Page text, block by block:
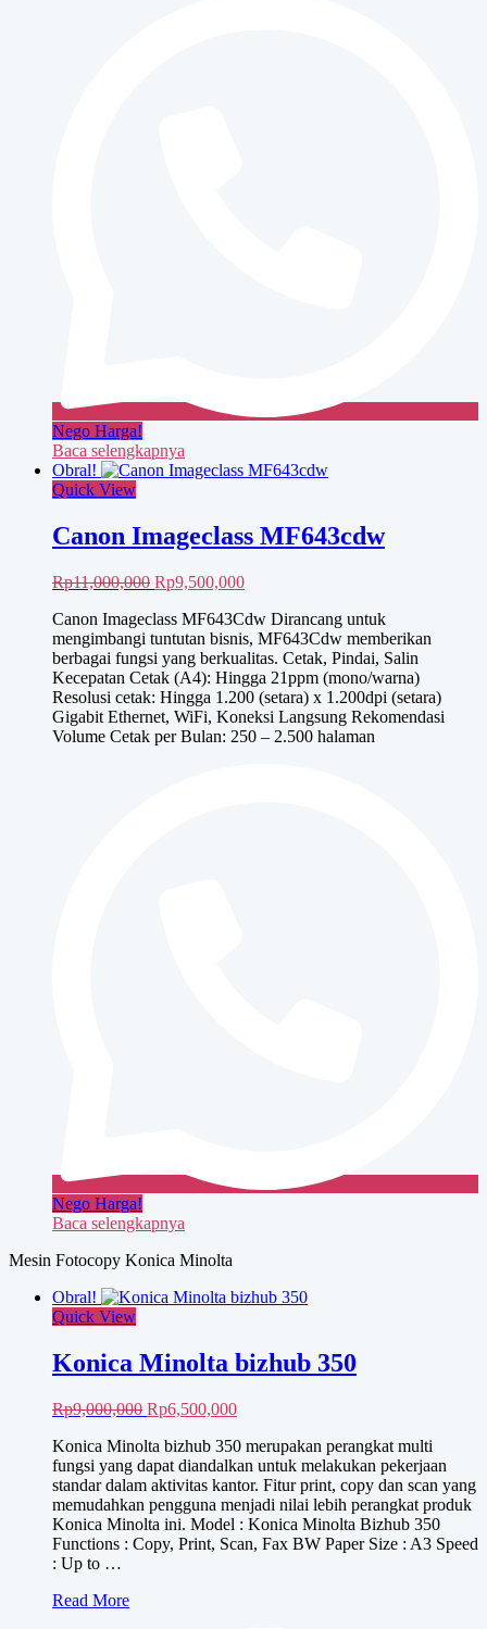
Nego Harga!
Baca selengkapnya
Obral!
Quick View
Canon Imageclass MF643cdw
Rp11,000,000 Harga
adalah:
Rp11,000,000.
Rp9,500,000Harga
ini
adalah:
Rp9,500,000.
Canon Imageclass MF643Cdw Dirancang untuk
mengimbangi tuntutan bisnis, MF643Cdw memberikan
berbagai fungsi yang berkualitas. Cetak, Pindai, Salin
Kecepatan Cetak (A4): Hingga 21ppm (mono/warna)
Resolusi cetak: Hingga 1.200 (setara) x 1.200dpi (setara)
Gigabit Ethernet, WiFi, Koneksi Langsung Rekomendasi
Volume Cetak per Bulan: 250 – 2.500 halaman
Nego Harga!
Baca selengkapnya
Mesin Fotocopy Konica Minolta
Obral!
Quick View
Konica Minolta bizhub 350
Rp9,000,000 Harga
adalah:
Rp9,000,000.
Rp6,500,000Harga
ini
adalah:
Rp6,500,000.
Konica Minolta bizhub 350 merupakan perangkat multi
fungsi yang dapat diandalkan untuk melakukan pekerjaan
standar dalam aktivitas kantor. Fitur print, copy dan scan yang
memudahkan pengguna menjadi nilai lebih perangkat produk
Konica Minolta ini. Model : Konica Minolta Bizhub 350
Functions : Copy, Print, Scan, Fax BW Paper Size : A3 Speed
: Up to …
Konica
Read More